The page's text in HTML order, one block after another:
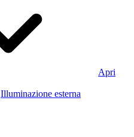
Apri
Illuminazione esterna